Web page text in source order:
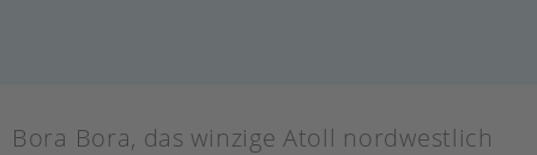
Bora Bora, das winzige Atoll nordwestlich